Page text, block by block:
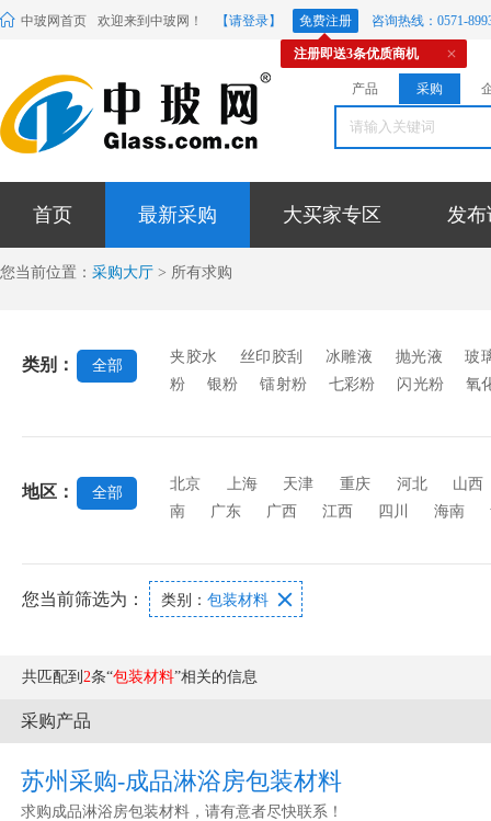
中玻网首页 欢迎来到中玻网！ 【请登录】 免费注册 咨询热线：0571-
注册即送3条优质商机
产品 采购
首页 最新采购 大买家专区 发布
您当前位置： 采购大厅 > 所有求购
类别： 全部
夹胶水 丝印胶刮 冰雕液 抛光液
玻
粉
银粉 镭射粉 七彩粉 闪光粉
氧
封胶
中空玻璃硅酮胶 镜背漆
玻璃烤漆
璃
玻璃功能膜 玻璃澄清剂 玻璃原材料
地区： 全部
北京 上海 天津 重庆 河北
山西
南
广东 广西 江西 四川 海南
您当前筛选为： 类别： 包装材料 
共匹配到 2条“包装材料”相关的信息
采购产品
苏州采购-成品淋浴房包装材料
求购成品淋浴房包装材料，请有意者尽快联系！